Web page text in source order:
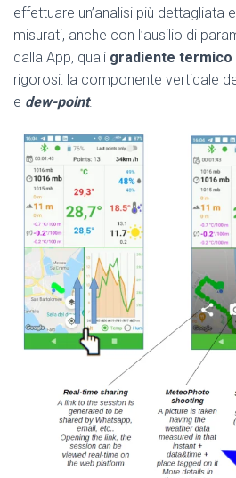
effettuare un’analisi più dettagliata
misurati, anche con l’ausilio di
dalla App, quali gradiente
rigorosi: la componente verticale
e dew-point.